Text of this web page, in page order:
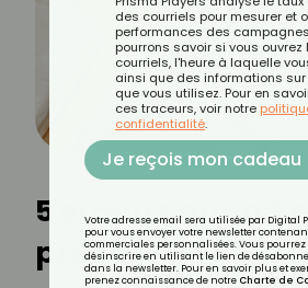
5 erreurs quand
prépare une
des courriels pour mesurer et
performances des
pourrons savoir si vous ouvrez
courriels, l'heure à laquelle
ainsi que des informations
que vous utilisez. Pour en
ces traceurs, voir notre
confidentialité.
Je reçois mon cadeau
Votre adresse email sera utilisée par Digital
pour vous envoyer votre newsletter
commerciales personnalisées. Vous pourrez
désinscrire en utilisant le lien de
dans la newsletter. Pour en savoir plus et
prenez connaissance de notre Charte de